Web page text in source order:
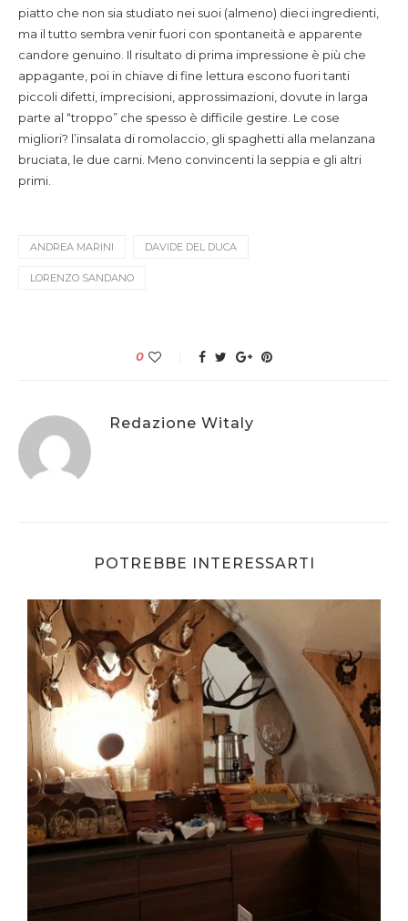
piatto che non sia studiato nei suoi (almeno) dieci ingredienti,
ma il tutto sembra venir fuori con spontaneità e apparente
candore genuino. Il risultato di prima impressione è più che
appagante, poi in chiave di fine lettura escono fuori tanti
piccoli difetti, imprecisioni, approssimazioni, dovute in larga
parte al “troppo” che spesso è difficile gestire. Le cose
migliori? l’insalata di romolaccio, gli spaghetti alla melanzana
bruciata, le due carni. Meno convincenti la seppia e gli altri
primi.
ANDREA MARINI DAVIDE DEL DUCA
LORENZO SANDANO
0
Redazione Witaly
POTREBBE INTERESSARTI